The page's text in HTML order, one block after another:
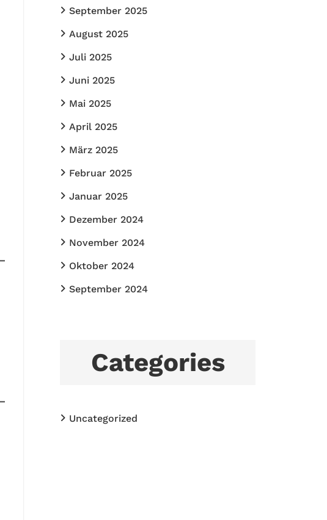
September 2025
August 2025
Juli 2025
Juni 2025
Mai 2025
April 2025
März 2025
Februar 2025
Januar 2025
Dezember 2024
November 2024
Oktober 2024
September 2024
Categories
Uncategorized